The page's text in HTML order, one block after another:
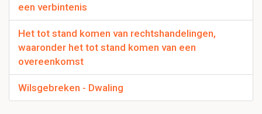
een verbintenis
Het tot stand komen van rechtshandelingen,
waaronder het tot stand komen van een
overeenkomst
Wilsgebreken - Dwaling